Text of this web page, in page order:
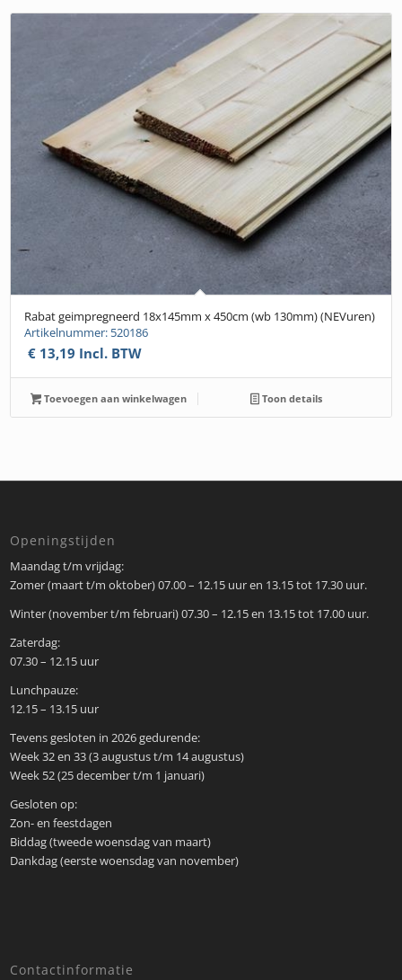
Rabat geimpregneerd 18x145mm x 450cm (wb 130mm) (NEVuren)
Artikelnummer: 520186
€ 13,19 Incl. BTW
Toevoegen aan winkelwagen Toon details
Openingstijden
Maandag t/m vrijdag:
Zomer (maart t/m oktober) 07.00 – 12.15 uur en 13.15 tot 17.30 uur.
Winter (november t/m februari) 07.30 – 12.15 en 13.15 tot 17.00 uur.
Zaterdag:
07.30 – 12.15 uur
Lunchpauze:
12.15 – 13.15 uur
Tevens gesloten in 2026 gedurende:
Week 32 en 33 (3 augustus t/m 14 augustus)
Week 52 (25 december t/m 1 januari)
Gesloten op:
Zon- en feestdagen
Biddag (tweede woensdag van maart)
Dankdag (eerste woensdag van november)
Contactinformatie